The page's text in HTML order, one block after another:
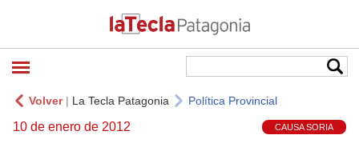
Volver| La Tecla Patagonia Política Provincial
10 de enero de 2012 CAUSA SORIA